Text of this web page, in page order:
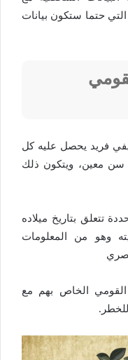
حتما ستكون بيانات
فريد يحصل عليه كل
سن معين، ويتكون ذلك
تتعلق بتاريخ ميلاده
وهو من المعلومات
الخاص بهم مع